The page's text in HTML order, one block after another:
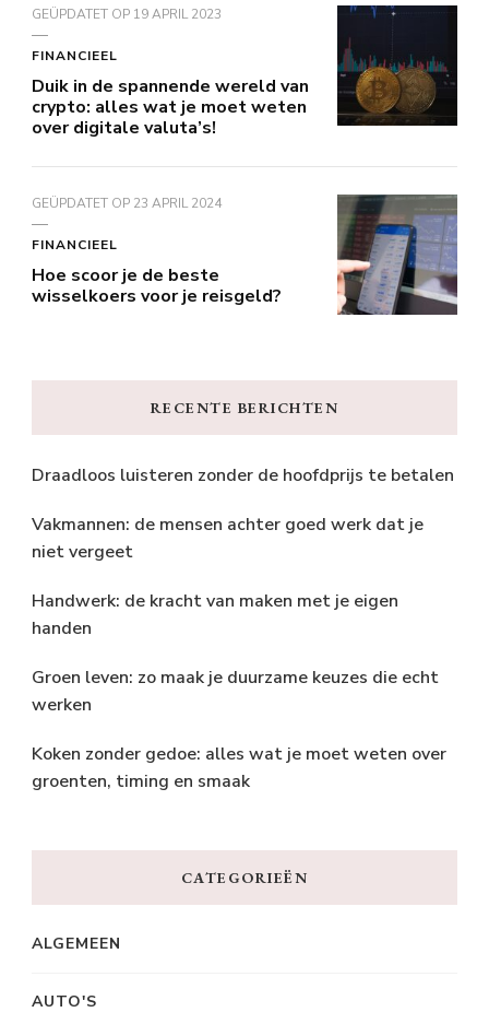
GEÜPDATET OP 19 APRIL 2023
FINANCIEEL
Duik in de spannende wereld van
crypto: alles wat je moet weten
over digitale valuta’s!
GEÜPDATET OP 23 APRIL 2024
FINANCIEEL
Hoe scoor je de beste
wisselkoers voor je reisgeld?
RECENTE BERICHTEN
Draadloos luisteren zonder de hoofdprijs te betalen
Vakmannen: de mensen achter goed werk dat je
niet vergeet
Handwerk: de kracht van maken met je eigen
handen
Groen leven: zo maak je duurzame keuzes die echt
werken
Koken zonder gedoe: alles wat je moet weten over
groenten, timing en smaak
CATEGORIEËN
ALGEMEEN
AUTO'S